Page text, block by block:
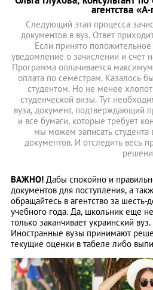
агентства
Следующий этап процесса
документов в вуз. Ответ
Если принято
уведомление о зачислении и счет
Программа оплачивается
оплата по семестрам. Казалось
студентом. Но не менее
студенческой визы. Тут
вуза, документ, подтверждающий
и все бумаги, которые требует
мы можем записать студента
документов. И отследить весь
ВАЖНО! Дабы спокойно и
документов для поступления, а
обращайтесь в агентство за шесть-
учебного года. Да, школьник еще не
только заканчивает украинский
Иностранные вузы принимают
текущие оценки в табеле либо